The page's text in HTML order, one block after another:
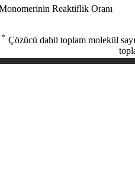
Reaktiflik Oranı
* Çözücü dahil toplam molekül